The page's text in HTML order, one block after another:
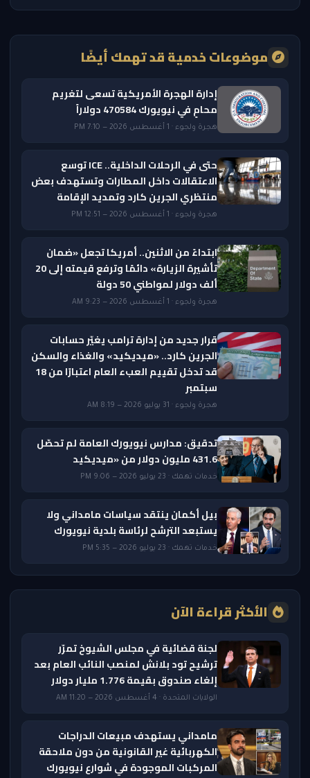
موضوعات خدمية قد تهمك أيضًا
إدارة الهجرة الأمريكية تسعى لتغريم
محامٍ في نيويورك 470584 دولاراً
هجرة ولجوء · 1 أغسطس 2026 — 7:10 PM
حتى في الرحلات الداخلية.. ICE توسع
الاعتقالات داخل المطارات وتستهدف بعض
منتظري الجرين كارد وتمديد الإقامة
هجرة ولجوء · 1 أغسطس 2026 — 12:51 PM
ابتداءً من الاثنين.. أمريكا تجعل «ضمان
تأشيرة الزيارة» دائمًا وترفع قيمته إلى 20
ألف دولار لمواطني 50 دولة
هجرة ولجوء · 1 أغسطس 2026 — 9:23 AM
قرار جديد من إدارة ترامب يغيّر حسابات
الجرين كارد.. «ميديكيد» والغذاء والسكن
قد تدخل تقييم العبء العام اعتبارًا من 18
سبتمبر
هجرة ولجوء · 31 يوليو 2026 — 8:19 AM
تدقيق: مدارس نيويورك العامة لم تحصّل
431.6 مليون دولار من «ميديكيد
خدمات تهمك · 23 يوليو 2026 — 9:06 PM
بيل أكمان ينتقد سياسات مامداني ولا
يستبعد الترشح لرئاسة بلدية نيويورك
خدمات تهمك · 23 يوليو 2026 — 5:35 PM
الأكثر قراءة الآن
لجنة قضائية في مجلس الشيوخ تمرّر
ترشيح تود بلانش لمنصب النائب العام بعد
إلغاء صندوق بقيمة 1.776 مليار دولار
الولايات المتحدة · 4 أغسطس 2026 — 11:20 AM
مامداني يستهدف مبيعات الدراجات
الكهربائية غير القانونية من دون ملاحقة
المركبات الموجودة في شوارع نيويورك